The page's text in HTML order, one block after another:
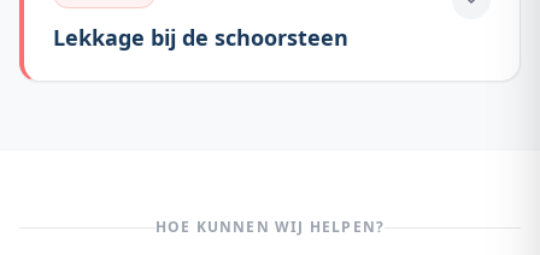
Lekkage bij de schoorsteen
HOE KUNNEN WIJ HELPEN?